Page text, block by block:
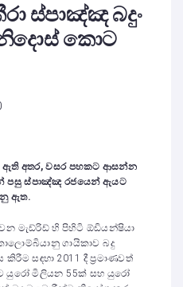
ස්පාඤ්ඤ බදුං
නිදොස් කොට
ඇති අතර,වසර පහකට ආසන්න
පසු ස්පාඤ්ඤ රජයෙන් ඇයට
ඇත.
මැඩ්රිඩ් හි පිහිටි ඕඩියන්ෂියා
ගායිකාව බදු
සඳහා 2011 දී ප්‍රමාණවත්
යුරෝ මිලියන 55ක් සහ යුරෝ